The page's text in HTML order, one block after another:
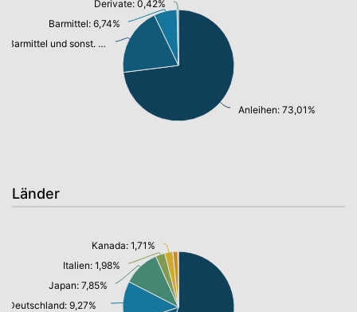
Anleihen: 73,01%
Barmittel und sonst. VM: 19,83%
Barmittel: 6,74%
Derivate: 0,42%
Länder
Deutschland: 9,27%
Japan: 7,85%
Italien: 1,98%
Kanada: 1,71%